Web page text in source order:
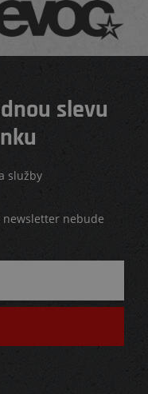
slevu
služby
newsletter nebude